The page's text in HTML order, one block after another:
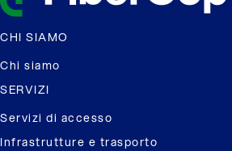
CHI SIAMO
Chi siamo
SERVIZI
Servizi di accesso
Infrastrutture e trasporto